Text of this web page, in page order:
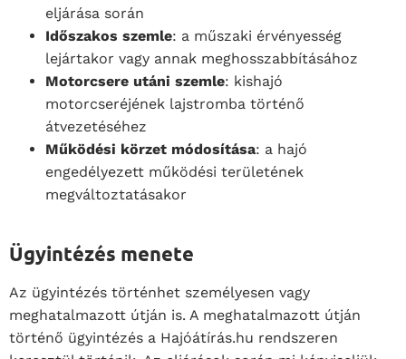
eljárása során
Időszakos szemle: a műszaki érvényesség
lejártakor vagy annak meghosszabbításához
Motorcsere utáni szemle: kishajó
motorcseréjének lajstromba történő
átvezetéséhez
Működési körzet módosítása: a hajó
engedélyezett működési területének
megváltoztatásakor
Ügyintézés menete
Az ügyintézés történhet személyesen vagy
meghatalmazott útján is. A meghatalmazott útján
történő ügyintézés a Hajóátírás.hu rendszeren